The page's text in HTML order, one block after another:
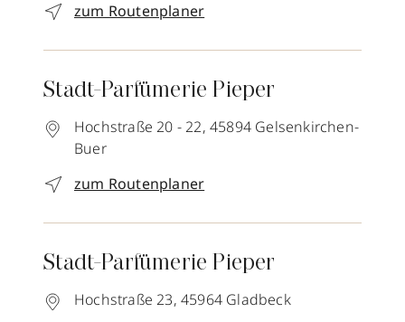
zum Routenplaner
Stadt-Parfümerie Pieper
Hochstraße 20 - 22, 45894 Gelsenkirchen-
Buer
zum Routenplaner
Stadt-Parfümerie Pieper
Hochstraße 23, 45964 Gladbeck